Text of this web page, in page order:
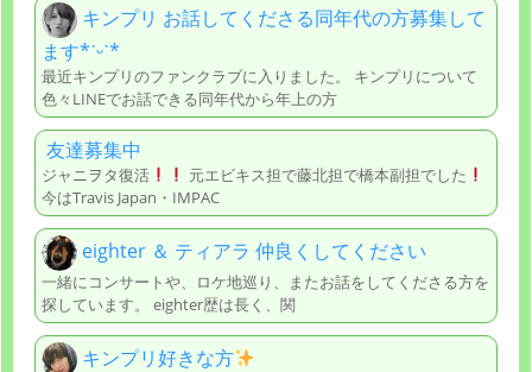
キンプリ お話してくださる同年代の方募集して
ます*ˊᵕˋ*
最近キンプリのファンクラブに入りました。 キンプリについて
色々LINEでお話できる同年代から年上の方
友達募集中
ジャニヲタ復活
元エビキス担で藤北担で橋本副担でした
今はTravis Japan・IMPAC
eighter ＆ ティアラ 仲良くしてください
一緒にコンサートや、ロケ地巡り、またお話をしてくださる方を
探しています。 eighter歴は長く、関
キンプリ好きな方